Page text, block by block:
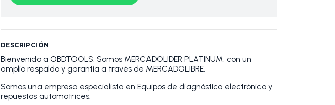
DESCRIPCIÓN
Bienvenido a OBDTOOLS, Somos MERCADOLIDER PLATINUM, con un
amplio respaldo y garantía a través de MERCADOLIBRE.
Somos una empresa especialista en Equipos de diagnóstico electrónico y
repuestos automotrices.